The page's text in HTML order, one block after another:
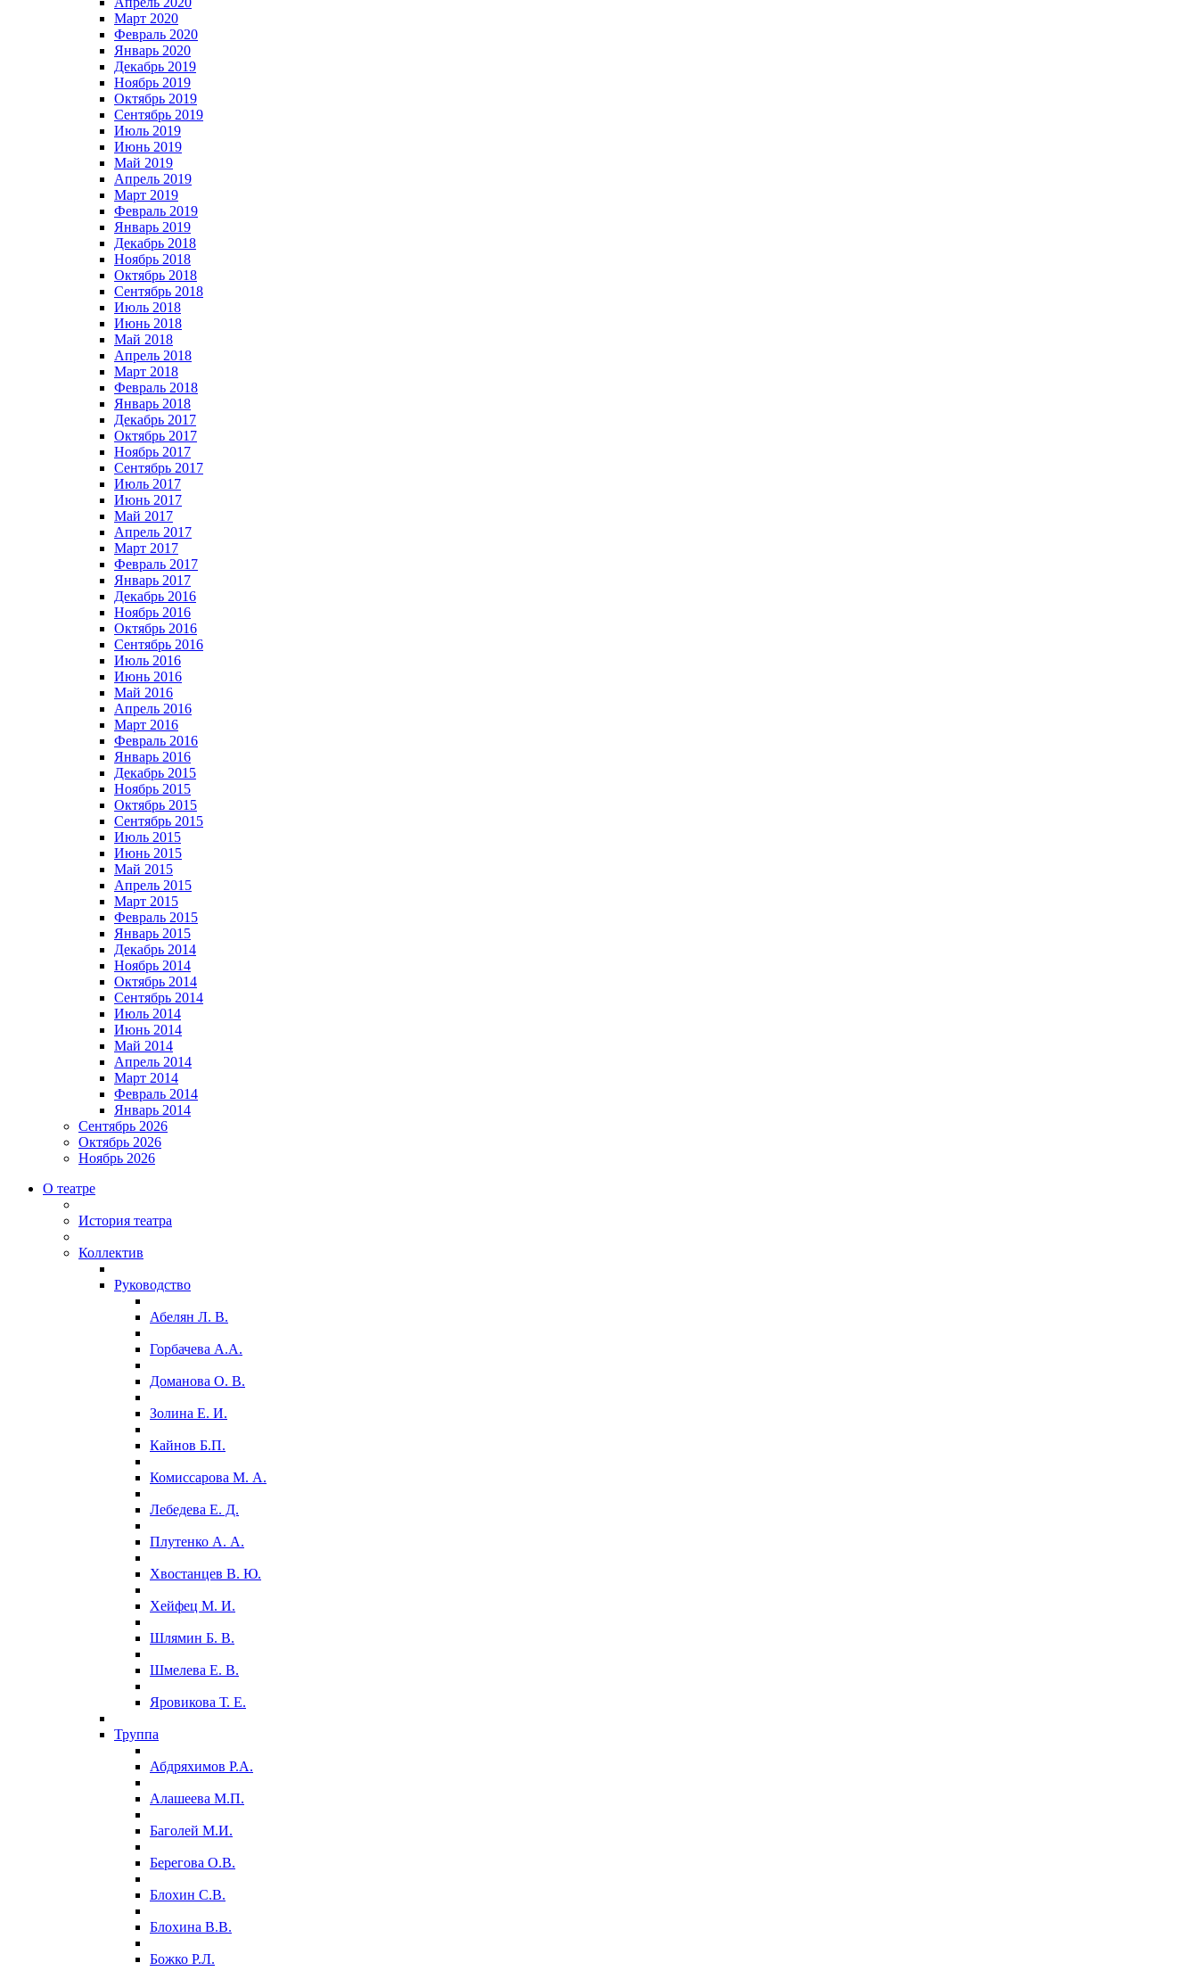
Март 2020
Февраль 2020
Январь 2020
Декабрь 2019
Ноябрь 2019
Октябрь 2019
Сентябрь 2019
Июль 2019
Июнь 2019
Май 2019
Апрель 2019
Март 2019
Февраль 2019
Январь 2019
Декабрь 2018
Ноябрь 2018
Октябрь 2018
Сентябрь 2018
Июль 2018
Июнь 2018
Май 2018
Апрель 2018
Март 2018
Февраль 2018
Январь 2018
Декабрь 2017
Октябрь 2017
Ноябрь 2017
Сентябрь 2017
Июль 2017
Июнь 2017
Май 2017
Апрель 2017
Март 2017
Февраль 2017
Январь 2017
Декабрь 2016
Ноябрь 2016
Октябрь 2016
Сентябрь 2016
Июль 2016
Июнь 2016
Май 2016
Апрель 2016
Март 2016
Февраль 2016
Январь 2016
Декабрь 2015
Ноябрь 2015
Октябрь 2015
Сентябрь 2015
Июль 2015
Июнь 2015
Май 2015
Апрель 2015
Март 2015
Февраль 2015
Январь 2015
Декабрь 2014
Ноябрь 2014
Октябрь 2014
Сентябрь 2014
Июль 2014
Июнь 2014
Май 2014
Апрель 2014
Март 2014
Февраль 2014
Январь 2014
Сентябрь 2026
Октябрь 2026
Ноябрь 2026
О театре
История театра
Коллектив
Руководство
Абелян Л. В.
Горбачева А.А.
Доманова О. В.
Золина Е. И.
Кайнов Б.П.
Комиссарова М. А.
Лебедева Е. Д.
Плутенко А. А.
Хвостанцев В. Ю.
Хейфец М. И.
Шлямин Б. В.
Шмелева Е. В.
Яровикова Т. Е.
Труппа
Абдряхимов Р.А.
Алашеева М.П.
Баголей М.И.
Берегова О.В.
Блохин С.В.
Блохина В.В.
Божко Р.Л.